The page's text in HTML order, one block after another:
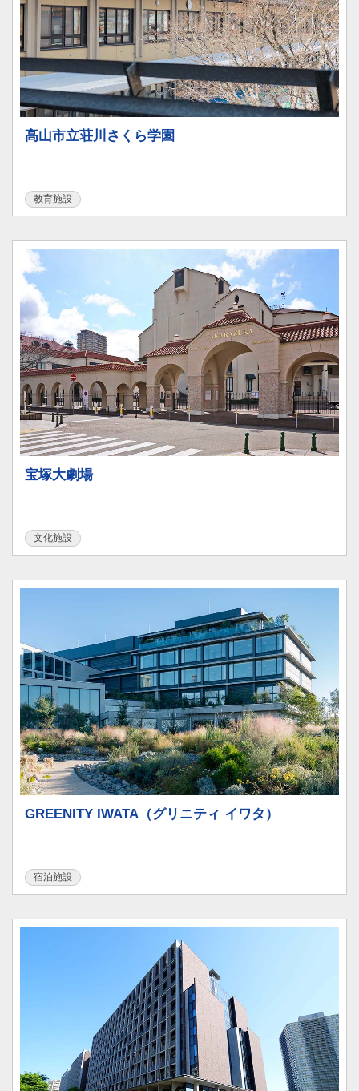
高山市立荘川さくら学園
教育施設
宝塚大劇場
文化施設
GREENITY IWATA（グリニティ イワタ）
宿泊施設